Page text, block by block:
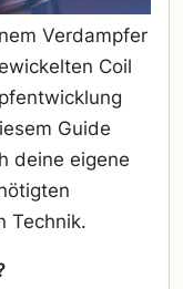
Verdampfer
Coil
Guide
deine eigene
Technik.